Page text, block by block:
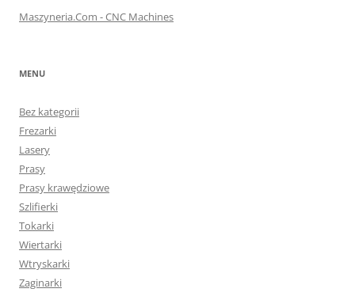
Maszyneria.Com - CNC Machines
MENU
Bez kategorii
Frezarki
Lasery
Prasy
Prasy krawędziowe
Szlifierki
Tokarki
Wiertarki
Wtryskarki
Zaginarki